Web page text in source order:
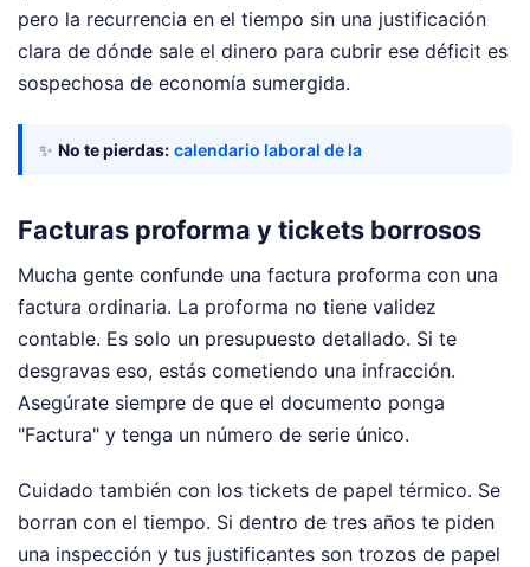
pero la recurrencia en el tiempo sin una justificación
clara de dónde sale el dinero para cubrir ese déficit es
sospechosa de economía sumergida.
✨ No te pierdas: calendario laboral de la
Facturas proforma y tickets borrosos
Mucha gente confunde una factura proforma con una
factura ordinaria. La proforma no tiene validez
contable. Es solo un presupuesto detallado. Si te
desgravas eso, estás cometiendo una infracción.
Asegúrate siempre de que el documento ponga
"Factura" y tenga un número de serie único.
Cuidado también con los tickets de papel térmico. Se
borran con el tiempo. Si dentro de tres años te piden
una inspección y tus justificantes son trozos de papel